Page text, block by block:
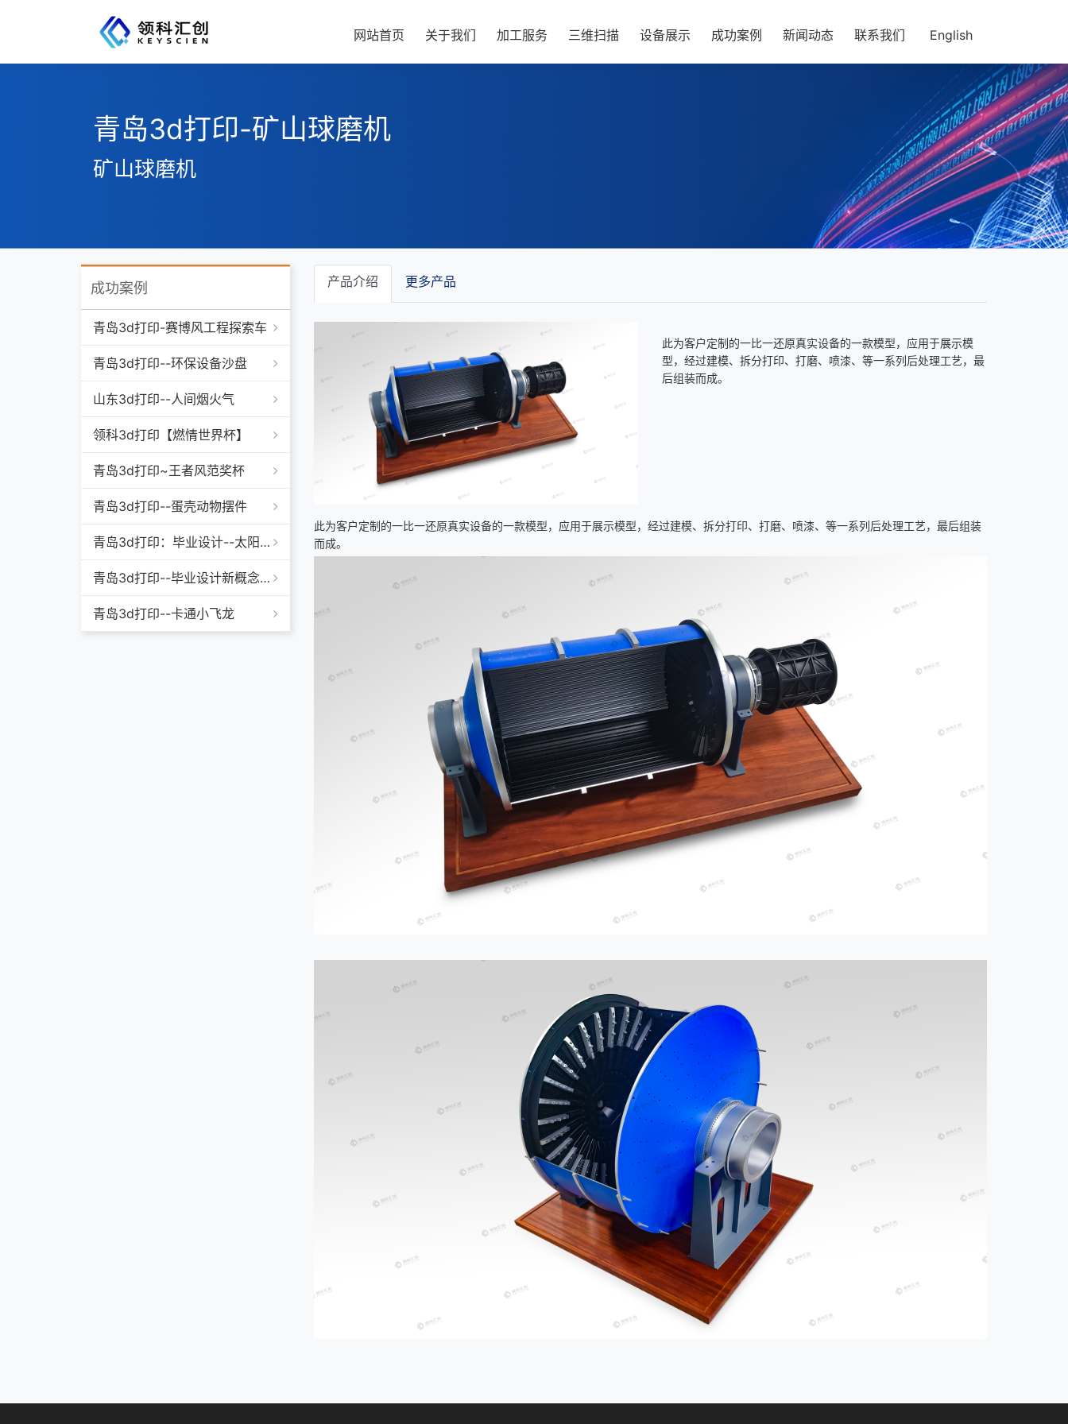
网站首页 关于我们 加工服务 三维扫描 设备展示 成功案例 新闻动态 联系我们 English
青岛3d打印-矿山球磨机
矿山球磨机
成功案例
青岛3d打印-赛博风工程探索车
青岛3d打印--环保设备沙盘
山东3d打印--人间烟火气
领科3d打印【燃情世界杯】
青岛3d打印~王者风范奖杯
青岛3d打印--蛋壳动物摆件
青岛3d打印：毕业设计--太阳能除草机
青岛3d打印--毕业设计新概念游艇
青岛3d打印--卡通小飞龙
产品介绍 更多产品
此为客户定制的一比一还原真实设备的一款模型，应用于展示模
型，经过建模、拆分打印、打磨、喷漆、等一系列后处理工艺，最
后组装而成。
此为客户定制的一比一还原真实设备的一款模型，应用于展示模型，经过建模、拆分打印、打磨、喷漆、等一系列后处理工艺，最后组装
而成。